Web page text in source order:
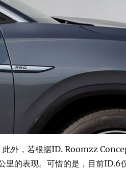
外，若根据ID. Roomzz
的表现。可惜的是，目前ID.6